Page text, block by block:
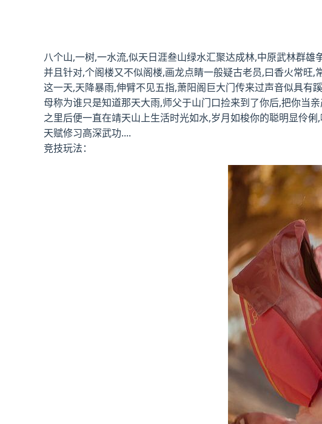
八个山,一树,一水流,似天日涯叁山绿水汇聚达成林,中原武林群
并且针对,个阁楼又不似阁楼,画龙点睛一般疑古老员,曰香火常旺,
这一天,天降暴雨,伸臂不见五指,萧阳阁巨大门传来过声音似具有
母称为谁只是知道那天大雨,师父于山门口捡来到了你后,把你当亲
之里后便一直在靖天山上生活时光如水,岁月如梭你的聪明显伶
天赋修习高深武功....
竞技玩法：